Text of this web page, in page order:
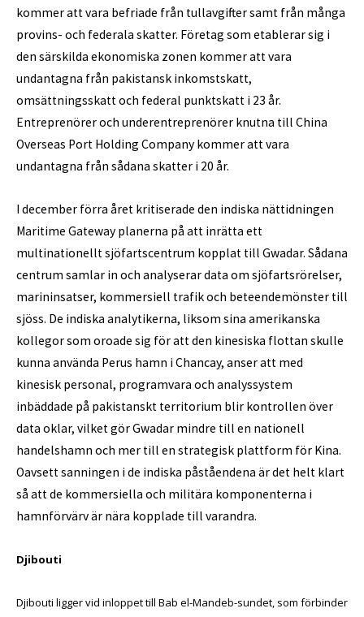
kommer att vara befriade från tullavgifter samt från många
provins- och federala skatter. Företag som etablerar sig i
den särskilda ekonomiska zonen kommer att vara
undantagna från pakistansk inkomstskatt,
omsättningsskatt och federal punktskatt i 23 år.
Entreprenörer och underentreprenörer knutna till China
Overseas Port Holding Company kommer att vara
undantagna från sådana skatter i 20 år.
I december förra året kritiserade den indiska nättidningen
Maritime Gateway planerna på att inrätta ett
multinationellt sjöfartscentrum kopplat till Gwadar. Sådana
centrum samlar in och analyserar data om sjöfartsrörelser,
marininsatser, kommersiell trafik och beteendemönster till
sjöss. De indiska analytikerna, liksom sina amerikanska
kollegor som oroade sig för att den kinesiska flottan skulle
kunna använda Perus hamn i Chancay, anser att med
kinesisk personal, programvara och analyssystem
inbäddade på pakistanskt territorium blir kontrollen över
data oklar, vilket gör Gwadar mindre till en nationell
handelshamn och mer till en strategisk plattform för Kina.
Oavsett sanningen i de indiska påståendena är det helt klart
så att de kommersiella och militära komponenterna i
hamnförvärv är nära kopplade till varandra.
Djibouti
Djibouti ligger vid inloppet till Bab el-Mandeb-sundet, som förbinder